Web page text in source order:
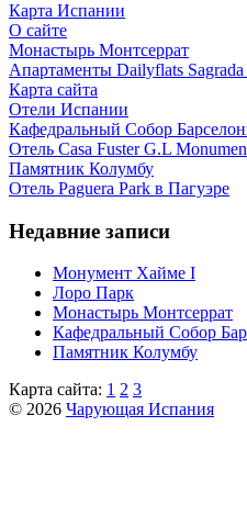
Карта Испании
О сайте
Монастырь Монтсеррат
Апартаменты Dailyflats
Карта сайта
Отели Испании
Кафeдрaльный Собор
Отель Casa Fuster G.L
Пaмятник Колумбу
Отель Paguera Park в Пагуэре
Недавние записи
Монумент Хайме I
Лоро Парк
Монастырь Монтсеррат
Кафeдрaльный Собор
Пaмятник Колумбу
Карта сайта: 1 2 3
© 2026 Чарующая Испания